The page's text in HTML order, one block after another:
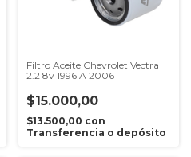
Filtro Aceite Chevrolet Vectra
2.2 8v 1996 A 2006
$15.000,00
$13.500,00 con
Transferencia o depósito